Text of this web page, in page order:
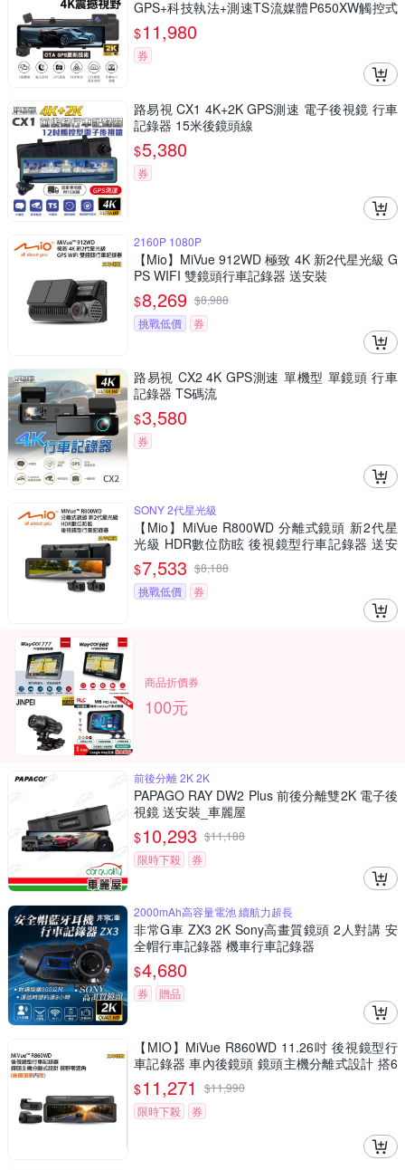
GPS+科技執法+測速TS流媒體P650XW觸控式
行車紀錄器(贈64G+AR序號卡1年)
$11,980
券
路易視 CX1 4K+2K GPS測速 電子後視鏡 行車
記錄器 15米後鏡頭線
$5,380
券
2160P 1080P
【Mio】MiVue 912WD 極致 4K 新2代星光級 G
PS WIFI 雙鏡頭行車記錄器 送安裝
$8,269 $8,988
挑戰低價
券
路易視 CX2 4K GPS測速 單機型 單鏡頭 行車
記錄器 TS碼流
$3,580
券
SONY 2代星光級
【Mio】MiVue R800WD 分離式鏡頭 新2代星
光級 HDR數位防眩 後視鏡型行車記錄器 送安
裝
$7,533 $8,188
挑戰低價
券
商品折價券
100元
前後分離 2K 2K
PAPAGO RAY DW2 Plus 前後分離雙2K 電子後
視鏡 送安裝_車麗屋
$10,293 $11,188
限時下殺
券
2000mAh高容量電池 續航力超長
非常G車 ZX3 2K Sony高畫質鏡頭 2人對講 安
全帽行車記錄器 機車行車記錄器
$4,680
券 贈品
【MIO】MiVue R860WD 11.26吋 後視鏡型行
車記錄器 車內後鏡頭 鏡頭主機分離式設計 搭6
4G 安裝費另計
$11,271 $11,990
限時下殺
券